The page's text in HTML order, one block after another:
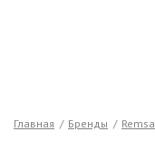
Главная / Бренды / Remsa